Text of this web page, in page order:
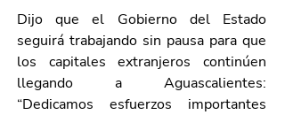
Dijo que el Gobierno del Estado
seguirá trabajando sin pausa para que
los capitales extranjeros continúen
llegando a Aguascalientes:
“Dedicamos esfuerzos importantes